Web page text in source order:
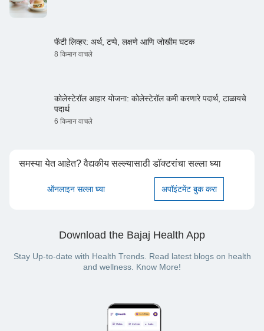
फॅटी लिव्हर: अर्थ, टप्पे, लक्षणे आणि जोखीम घटक
8 किमान वाचले
कोलेस्टेरॉल आहार योजना: कोलेस्टेरॉल कमी करणारे पदार्थ, टाळायचे
पदार्थ
6 किमान वाचले
समस्या येत आहेत? वैद्यकीय सल्ल्यासाठी डॉक्टरांचा सल्ला घ्या
ऑनलाइन सल्ला घ्या अपॉइंटमेंट बुक करा
Download the Bajaj Health App
Stay Up-to-date with Health Trends. Read latest blogs on health
and wellness. Know More!